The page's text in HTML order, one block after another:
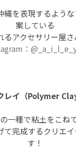
縄を表現するよう
案している
るアクセサリー屋
：
レイ（Polymer
一種で粘土をこね
て完成するクリエ
す！